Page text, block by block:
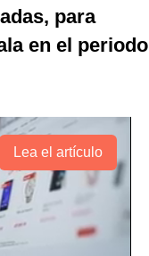
para
en el periodo
Lea el artículo